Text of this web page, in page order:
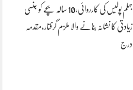
جہلم پولیس کی کارروائی،10 سالہ بچے کو جنسی
زیادتی کا نشانہ بنانے والا ملزم گرفتار،مقدمہ
درج